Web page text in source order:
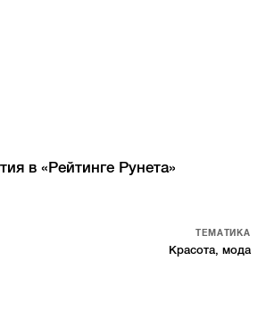
в «Рейтинге Рунета»
ТЕМАТИКА
Красота, мода